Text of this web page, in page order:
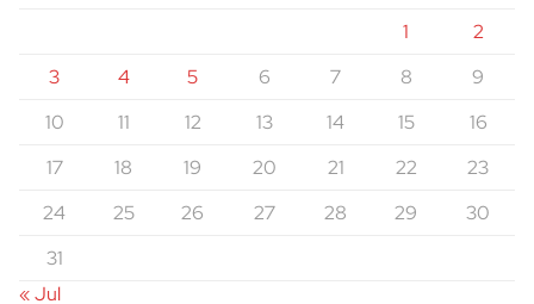
1
2
3
4 5 6 7 8
9
10
11 12 13 14 15
16
17
18 19 20 21 22
23
24
25 26 27 28 29
30
31
« Jul